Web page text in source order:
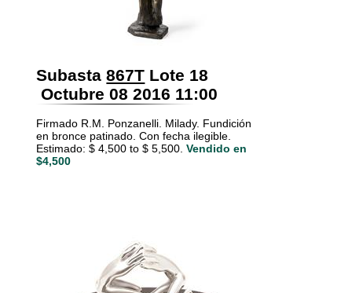
Subasta 867T Lote 18
Octubre 08 2016 11:00
Firmado R.M. Ponzanelli. Milady. Fundición
en bronce patinado. Con fecha ilegible.
Estimado: $ 4,500 to $ 5,500. Vendido en
$4,500